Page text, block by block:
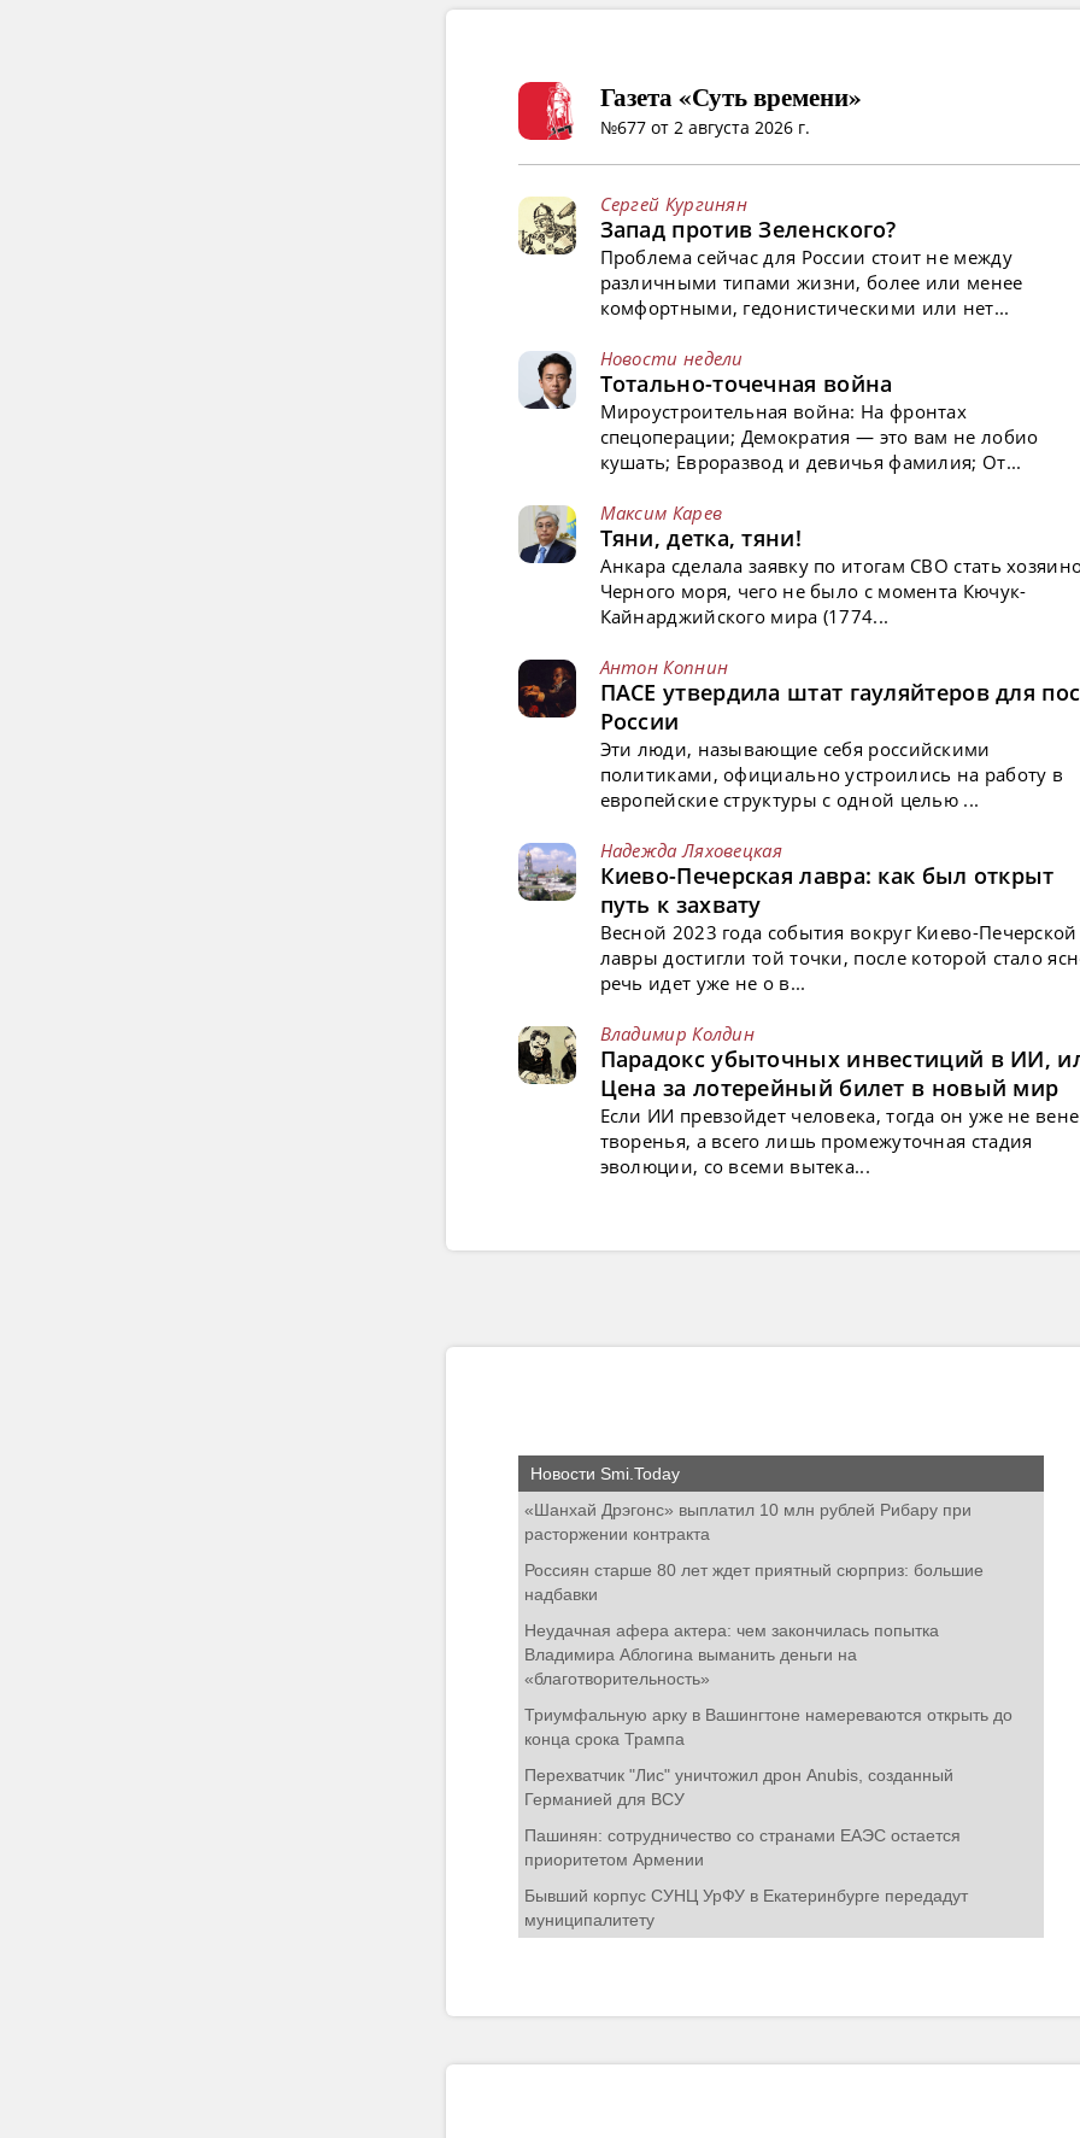
Газета «Суть времени»
№677 от 2 августа 2026 г.
Сергей Кургинян
Запад против Зеленского?
Проблема сейчас для России стоит не между
различными типами жизни, более или менее
комфортными, гедонистическими или нет...
Новости недели
Тотально-точечная война
Мироустроительная война: На фронтах
спецоперации; Демократия — это вам не лобио
кушать; Евроразвод и девичья фамилия; От...
Максим Карев
Тяни, детка, тяни!
Анкара сделала заявку по итогам СВО стать
Черного моря, чего не было с момента Кючук-
Кайнарджийского мира (1774...
Антон Копнин
ПАСЕ утвердила штат гауляйтеров для
России
Эти люди, называющие себя российскими
политиками, официально устроились на работу в
европейские структуры с одной целью ...
Надежда Ляховецкая
Киево-Печерская лавра: как был открыт
путь к захвату
Весной 2023 года события вокруг Киево-Печерской
лавры достигли той точки, после которой стало
речь идет уже не о в...
Владимир Колдин
Парадокс убыточных инвестиций в ИИ,
Цена за лотерейный билет в новый мир
Если ИИ превзойдет человека, тогда он уже не
творенья, а всего лишь промежуточная стадия
эволюции, со всеми вытека...